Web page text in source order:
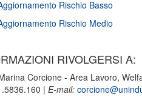
Rischio Basso
Rischio Medio
RIVOLGERSI A:
Corcione - Area Lavoro,
| E-mail: